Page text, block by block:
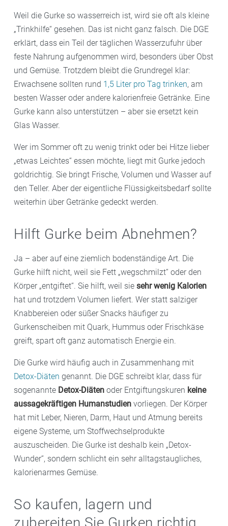
Weil die Gurke so wasserreich ist, wird sie oft als kleine
„Trinkhilfe“ gesehen. Das ist nicht ganz falsch. Die DGE
erklärt, dass ein Teil der täglichen Wasserzufuhr über
feste Nahrung aufgenommen wird, besonders über Obst
und Gemüse. Trotzdem bleibt die Grundregel klar:
Erwachsene sollten rund 1,5 Liter pro Tag trinken, am
besten Wasser oder andere kalorienfreie Getränke. Eine
Gurke kann also unterstützen – aber sie ersetzt kein
Glas Wasser.
Wer im Sommer oft zu wenig trinkt oder bei Hitze lieber
„etwas Leichtes“ essen möchte, liegt mit Gurke jedoch
goldrichtig. Sie bringt Frische, Volumen und Wasser auf
den Teller. Aber der eigentliche Flüssigkeitsbedarf sollte
weiterhin über Getränke gedeckt werden.
Hilft Gurke beim Abnehmen?
Ja – aber auf eine ziemlich bodenständige Art. Die
Gurke hilft nicht, weil sie Fett „wegschmilzt“ oder den
Körper „entgiftet“. Sie hilft, weil sie sehr wenig Kalorien
hat und trotzdem Volumen liefert. Wer statt salziger
Knabbereien oder süßer Snacks häufiger zu
Gurkenscheiben mit Quark, Hummus oder Frischkäse
greift, spart oft ganz automatisch Energie ein.
Die Gurke wird häufig auch in Zusammenhang mit
Detox-Diäten genannt. Die DGE schreibt klar, dass für
sogenannte Detox-Diäten oder Entgiftungskuren keine
aussagekräftigen Humanstudien vorliegen. Der Körper
hat mit Leber, Nieren, Darm, Haut und Atmung bereits
eigene Systeme, um Stoffwechselprodukte
auszuscheiden. Die Gurke ist deshalb kein „Detox-
Wunder“, sondern schlicht ein sehr alltagstaugliches,
kalorienarmes Gemüse.
So kaufen, lagern und